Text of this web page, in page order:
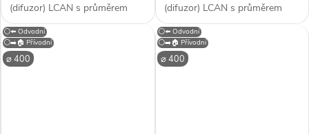
(difuzor) LCAN s průměrem
připojení 400 mm. S
neperforovaným čelním
panelem je určen
pro přívod a odvod vzduchu....
(difuzor) LCAN s průměrem
připojení 400 mm. S
neperforovaným čelním
panelem je určen
pro přívod a odvod vzduchu....
⌀ 400
⚪⬅️ Odvodní
⚪➡️🏠 Přívodní
⌀ 400
⚪⬅️ Odvodní
⚪➡️🏠 Přívodní